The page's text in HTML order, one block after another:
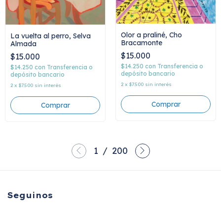
La vuelta al perro, Selva
Almada
$15.000
$14.250 con Transferencia o
depósito bancario
2 x $7.500 sin interés
Olor a praliné, Cho
Bracamonte
$15.000
$14.250 con Transferencia o
depósito bancario
2 x $7.500 sin interés
1 / 200
Seguinos